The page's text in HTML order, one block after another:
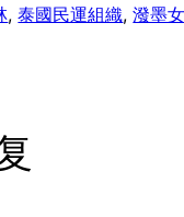
, 泰國民運組織, 潑墨女